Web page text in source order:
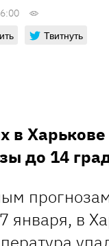
Твитнуть
в
до 14
января, в